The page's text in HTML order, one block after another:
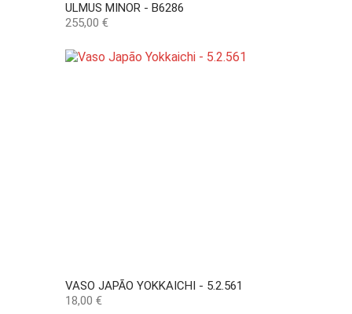
ULMUS MINOR - B6286
Preço
255,00 €
VASO JAPÃO YOKKAICHI - 5.2.561
Preço
18,00 €